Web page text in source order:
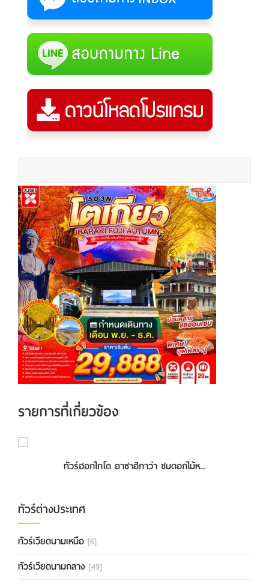
รายการที่เกี่ยวข้อง
ทัวร์ฮอกไกโด อาซาฮิกาว่า ชมดอกไม้ห...
ทัวร์ต่างประเทศ
ทัวร์เวียดนามเหนือ [6]
ทัวร์เวียดนามกลาง [49]